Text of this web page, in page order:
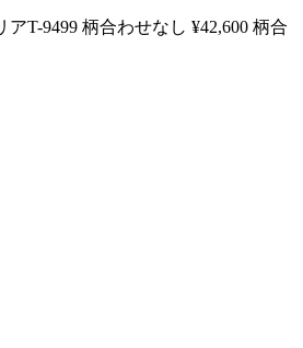
アT-9499 柄合わせなし ¥42,600 柄合